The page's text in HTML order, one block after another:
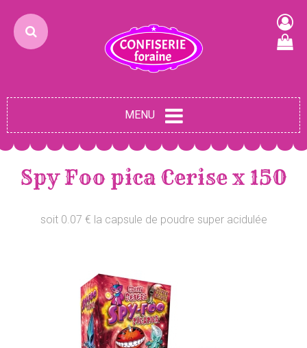
MENU
Spy Foo pica Cerise x 150
soit 0.07 € la capsule de poudre super acidulée